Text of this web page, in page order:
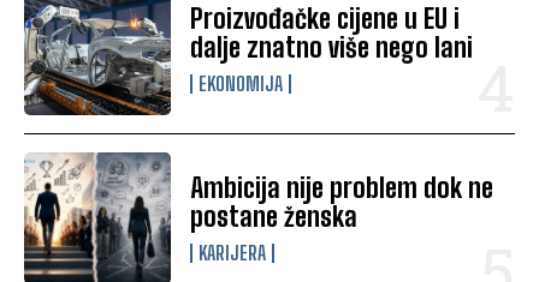
Proizvođačke cijene u EU i
dalje znatno više nego lani
EKONOMIJA
Ambicija nije problem dok ne
postane ženska
KARIJERA